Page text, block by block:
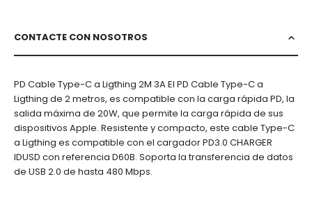
CONTACTE CON NOSOTROS
PD Cable Type-C a Ligthing 2M 3A El PD Cable Type-C a
Ligthing de 2 metros, es compatible con la carga rápida PD, la
salida máxima de 20W, que permite la carga rápida de sus
dispositivos Apple. Resistente y compacto, este cable Type-C
a Ligthing es compatible con el cargador PD3.0 CHARGER
IDUSD con referencia D60B. Soporta la transferencia de datos
de USB 2.0 de hasta 480 Mbps.